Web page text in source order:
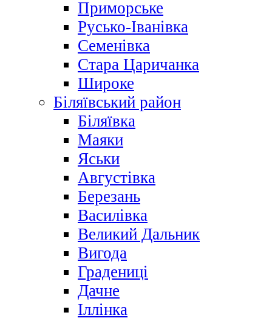
Приморське
Русько-Іванівка
Семенівка
Стара Царичанка
Широке
Біляївський район
Біляївка
Маяки
Яськи
Августівка
Березань
Василівка
Великий Дальник
Вигода
Градениці
Дачне
Іллінка